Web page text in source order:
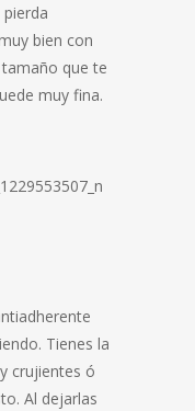
bien con
que te
muy fina.
Tienes la
crujientes ó
Al dejarlas